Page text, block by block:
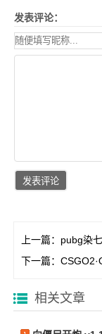
发表评论：
上一篇： pubg染
下一篇：
相关文章